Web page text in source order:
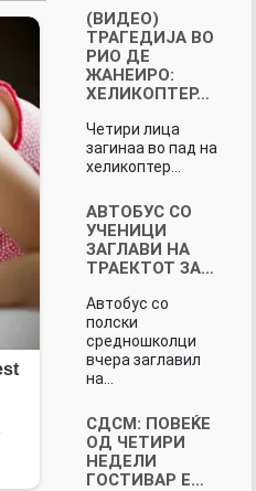
(ВИДЕО)
ТРАГЕДИЈА ВО
РИО ДЕ
ЖАНЕИРО:
ХЕЛИКОПТЕР…
Четири лица
загинаа во пад на
хеликоптер…
АВТОБУС СО
УЧЕНИЦИ
ЗАГЛАВИ НА
ТРАЕКТОТ ЗА…
Автобус со
полски
средношколци
вчера заглавил
на…
СДСМ: ПОВЕЌЕ
ОД ЧЕТИРИ
НЕДЕЛИ
ГОСТИВАР Е…